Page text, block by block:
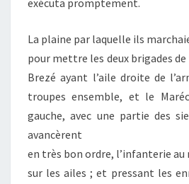
exécuta promptement.
La plaine par laquelle ils
pour mettre les deux brigades
Brezé ayant l’aile droite de
troupes ensemble, et le
gauche, avec une partie des
avancèrent
en très bon ordre, l’infanterie
sur les ailes ; et pressant les